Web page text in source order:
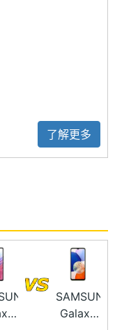
萬畫素微距鏡
萬畫素自拍鏡
功能特色
了解更多
SAMSUNG
Galaxy